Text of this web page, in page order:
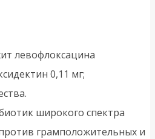
левофлоксацина
0,11 мг;
широкого спектра
грамположительных и